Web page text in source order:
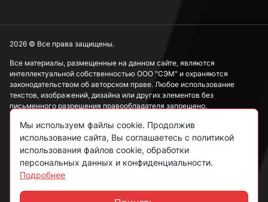
Все материалы, размещенные на данном сайте, являются
интеллектуальной собственностью ООО "СЭМ" и охраняются
законодательством об авторском праве. Любое использование
текстов, изображений, дизайна или других элементов без
письменного разрешения правообладателя запрещено.
Информация, представленная на сайте, носит исключительно
ознакомительный характер и не может рассматриваться как
публичная оферта в соответствии со ст. 437 ГК РФ.
Политика конфиденциальности
Согласие на обработку данных
2026 © Все права защищены.
Мы используем файлы cookie. Продолжив
использование сайта, Вы соглашаетесь с политикой
использования файлов cookie, обработки
персональных данных и конфиденциальности.
Подробнее